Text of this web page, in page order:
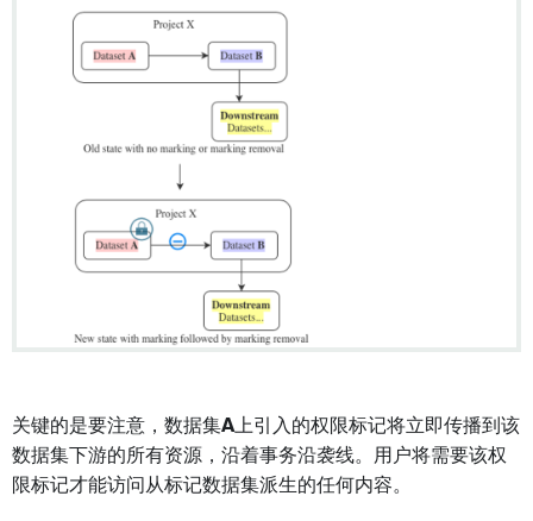
关键的是要注意，数据集A上引入的权限标记将立即传播到该
数据集下游的所有资源，沿着事务沿袭线。用户将需要该权
限标记才能访问从标记数据集派生的任何内容。